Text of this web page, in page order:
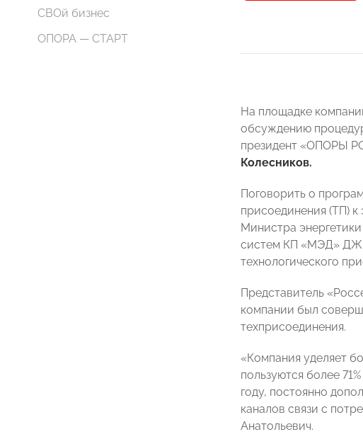
СВОй бизнес
ОПОРА — СТАРТ
На площадке
обсуждению
президент «ОПОРЫ
Колесников.
Поговорить о
присоединения (ТП)
Министра
систем КП «МЭД»
технологического
Представитель
компании был
техприсоединения.
«Компания уделяет
пользуются более
году, постоянно
каналов связи с
Анатольевич.